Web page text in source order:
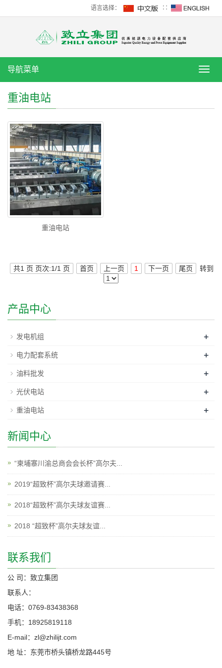
语言选择： ∷
导
导航菜单
重油电站
重油电站
共1 页 页次:1/1 页 首页 上一页 1 下一页 尾页 转到
产品中心
发电机组 +
电力配套系统 +
油料批发 +
光伏电站 +
重油电站 +
新闻中心
“柬埔寨川渝总商会会长杯”高尔夫...
2019“超致杯”高尔夫球邀请赛...
2018“超致杯”高尔夫球友谊赛...
2018 “超致杯”高尔夫球友谊...
联系我们
公 司：致立集团
联系人：
电话：0769-83438368
手机：18925819118
E-mail：zl@zhilijt.com
地 址：东莞市桥头镇桥龙路445号